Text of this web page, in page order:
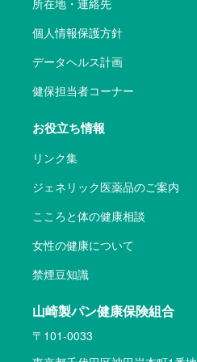
所在地・連絡先
個人情報保護方針
データヘルス計画
健保担当者コーナー
お役立ち情報
リンク集
ジェネリック医薬品のご案内
こころと体の健康相談
女性の健康について
禁煙豆知識
山崎製パン健康保険組合
〒101-0033